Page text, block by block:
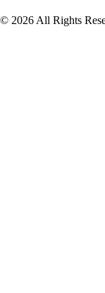
© 2026 All Rights